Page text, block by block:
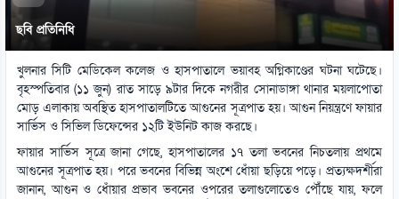
ছবি প্রতিনিধি
খুলনার সিটি মেডিকেল কলেজ ও হাসপাতালে ভয়াবহ অগ্নিকাণ্ডের ঘটনা ঘটেছে।
বৃহস্পতিবার (১১ জুন) রাত সাড়ে ৯টার দিকে নগরীর সোনাডাঙ্গা থানার ময়লাপোতা
মোড় এলাকায় অবস্থিত হাসপাতালটিতে আগুনের সূত্রপাত হয়। আগুন নিয়ন্ত্রণে ফায়ার
সার্ভিস ও সিভিল ডিফেন্সের ১২টি ইউনিট কাজ করছে।
ফায়ার সার্ভিস সূত্রে জানা গেছে, হাসপাতালের ১৭ তলা ভবনের নিচতলায় প্রথমে
আগুনের সূত্রপাত হয়। পরে ভবনের বিভিন্ন অংশে ধোঁয়া ছড়িয়ে পড়ে। প্রত্যক্ষদর্শীরা
জানান, আগুন ও ধোঁয়ার প্রভাব ভবনের ওপরের তলাগুলোতেও পৌঁছে যায়, ফলে